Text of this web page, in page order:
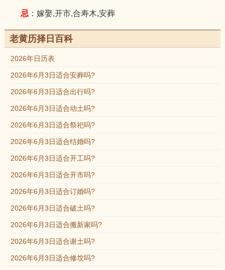
忌 ：嫁娶,开市,合寿木,安葬
老黄历择日百科
2026年日历表
2026年6月3日适合安葬吗?
2026年6月3日适合出行吗?
2026年6月3日适合动土吗?
2026年6月3日适合祭祀吗?
2026年6月3日适合结婚吗?
2026年6月3日适合开工吗?
2026年6月3日适合开市吗?
2026年6月3日适合订婚吗?
2026年6月3日适合破土吗?
2026年6月3日适合搬新家吗?
2026年6月3日适合谢土吗?
2026年6月3日适合修坟吗?